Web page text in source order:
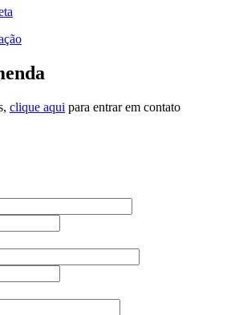
clique aqui para entrar em contato